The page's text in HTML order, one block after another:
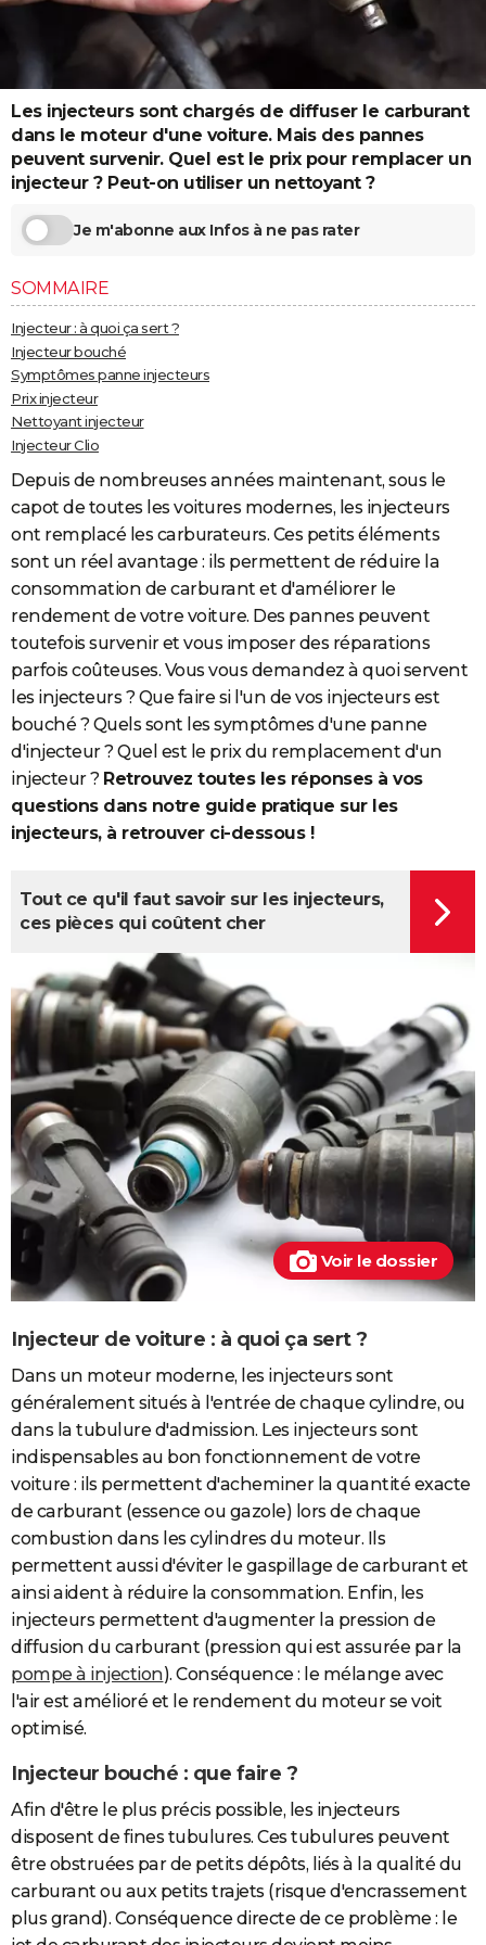
Destinations
Voyage nature
Voyage de noces
BONS PLANS
CARTE DE VOEUX
Carte de Noël
Carte Bonne année
Carte Saint-Valentin
Carte Pâques
Carte d'anniversaire
Dictionnaire
Biographies
Citations
Expressions
Proverbes
PROGRAMME TV
COPAINS D'AVANT
S'inscrire
Se connecter
Lycées
Collèges
Primaires
Universités
Entreprises
Service militaire
Avis de recherche
AVIS DE DÉCÈS
FORUM
Bricolage
Lifestyle
Culture
Sport
Auto
Television
Voyage
Cinema
Les injecteurs sont chargés de diffuser le carburant
dans le moteur d'une voiture. Mais des pannes
peuvent survenir. Quel est le prix pour remplacer un
injecteur ? Peut-on utiliser un nettoyant ?
Je m'abonne aux Infos à ne pas rater
SOMMAIRE
Injecteur : à quoi ça sert ?
Injecteur bouché
Symptômes panne injecteurs
Prix injecteur
Nettoyant injecteur
Injecteur Clio
Depuis de nombreuses années maintenant, sous le
capot de toutes les voitures modernes, les injecteurs
ont remplacé les carburateurs. Ces petits éléments
sont un réel avantage : ils permettent de réduire la
consommation de carburant et d'améliorer le
rendement de votre voiture. Des pannes peuvent
toutefois survenir et vous imposer des réparations
parfois coûteuses. Vous vous demandez à quoi servent
les injecteurs ? Que faire si l'un de vos injecteurs est
bouché ? Quels sont les symptômes d'une panne
d'injecteur ? Quel est le prix du remplacement d'un
injecteur ? Retrouvez toutes les réponses à vos
questions dans notre guide pratique sur les
injecteurs, à retrouver ci-dessous !
Voir le dossier
Tout ce qu'il faut savoir sur les injecteurs,
ces pièces qui coûtent cher
Injecteur de voiture : à quoi ça sert ?
Dans un moteur moderne, les injecteurs sont
généralement situés à l'entrée de chaque cylindre, ou
dans la tubulure d'admission. Les injecteurs sont
indispensables au bon fonctionnement de votre
voiture : ils permettent d'acheminer la quantité exacte
de carburant (essence ou gazole) lors de chaque
combustion dans les cylindres du moteur. Ils
permettent aussi d'éviter le gaspillage de carburant et
ainsi aident à réduire la consommation. Enfin, les
injecteurs permettent d'augmenter la pression de
diffusion du carburant (pression qui est assurée par la
pompe à injection). Conséquence : le mélange avec
l'air est amélioré et le rendement du moteur se voit
optimisé.
Injecteur bouché : que faire ?
Afin d'être le plus précis possible, les injecteurs
disposent de fines tubulures. Ces tubulures peuvent
être obstruées par de petits dépôts, liés à la qualité du
carburant ou aux petits trajets (risque d'encrassement
plus grand). Conséquence directe de ce problème : le